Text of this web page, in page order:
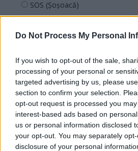
Do Not Process My Personal
If you wish to opt-out of the sale,
processing of your personal or
targeted advertising by us, please
section to confirm your selection.
opt-out request is processed you
interest-based ads based on
us or personal information disclosed
your opt-out. You may separately
disclosure of your personal
SOS (Șoșoacă)
POT (Gavrilă)
PACE (Peia)
PDF (Lazarus)
PUSL (D. Voiculescu)
PNȚCD (Pavelescu)
PNCR (Terheș)
Partidul Patrioților (Surugiu)
FAR (Coarnă)